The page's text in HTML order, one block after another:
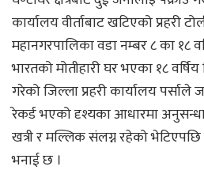
कार्यालय वीर्ताबाट खटिएको प्रहरी
महानगरपालिका वडा नम्बर ८ का १८
भारतको मोतीहारी घर भएका १८
गरेको जिल्ला प्रहरी कार्यालय पर्साले
रेकर्ड भएको दृश्यका आधारमा
खत्री र मल्लिक संलग्न रहेको भेटिएपछि
भनाई छ ।